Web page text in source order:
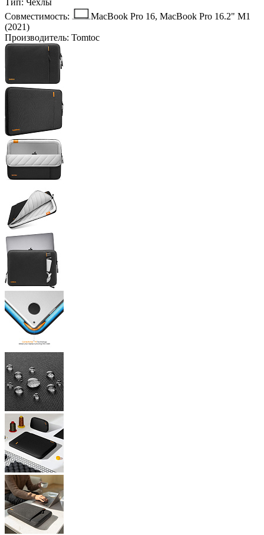
Совместимость:
MacBook Pro 16, MacBook Pro 16.2" M1
(2021)
Производитель: Tomtoc